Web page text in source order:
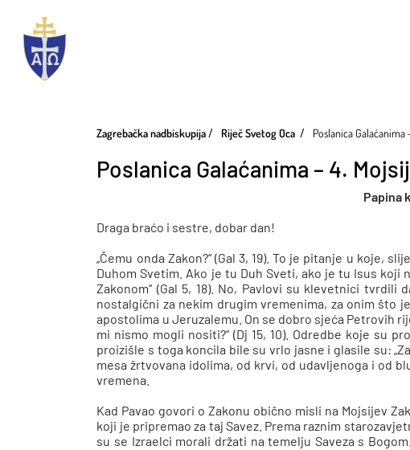
Zagrebačka nadbiskupija Riječ Svetog Oca Poslanica Galaćanima
Poslanica Galaćanima – 4.
Papina
Draga braćo i sestre, dobar dan!
„Čemu onda Zakon?“ (Gal 3, 19). To je pitanje u
Duhom Svetim. Ako je tu Duh Sveti, ako je tu Isus koji
Zakonom“ (Gal 5, 18). No, Pavlovi su klevetnici
nostalgični za nekim drugim vremenima, za onim što
apostolima u Jeruzalemu. On se dobro sjeća Petrovih
mi nismo mogli nositi?“ (Dj 15, 10). Odredbe koje su
proizišle s toga koncila bile su vrlo jasne i glasile su:
mesa žrtvovana idolima, od krvi, od udavljenoga i od
vremena.
Kad Pavao govori o Zakonu obično misli na Mojsijev
koji je pripremao za taj Savez. Prema raznim
su se Izraelci morali držati na temelju Saveza s